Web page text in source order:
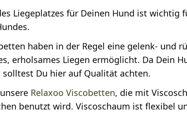
Liegeplatzes für Deinen Hund ist wichtig
haben in der Regel eine gelenk- und
erholsames Liegen ermöglicht. Da Dein
Du hier auf Qualität achten.
Relaxoo Viscobetten, die mit
benutzt wird. Viscoschaum ist flexibel